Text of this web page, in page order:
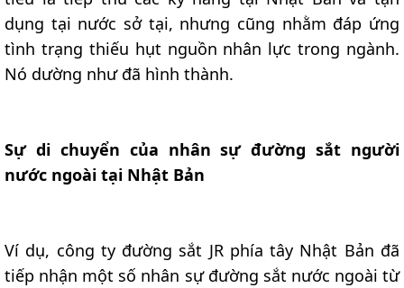
dụng tại nước sở tại, nhưng cũng nhằm đáp ứng
tình trạng thiếu hụt nguồn nhân lực trong ngành.
Nó dường như đã hình thành.
Sự di chuyển của nhân sự đường sắt người
nước ngoài tại Nhật Bản
Ví dụ, công ty đường sắt JR phía tây Nhật Bản đã
tiếp nhận một số nhân sự đường sắt nước ngoài từ